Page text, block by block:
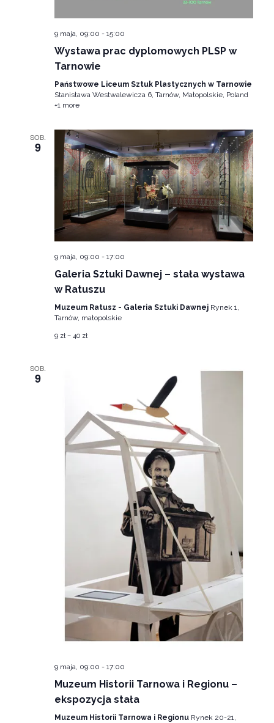
9 maja, 09:00 - 15:00
Wystawa prac dyplomowych PLSP w
Tarnowie
Państwowe Liceum Sztuk Plastycznych w Tarnowie
Stanisława Westwalewicza 6, Tarnów, Małopolskie, Poland
+1 more
SOB.
9
9 maja, 09:00 - 17:00
Galeria Sztuki Dawnej – stała wystawa
w Ratuszu
Muzeum Ratusz - Galeria Sztuki Dawnej Rynek 1,
Tarnów, małopolskie
9 zł – 40 zł
SOB.
9
9 maja, 09:00 - 17:00
Muzeum Historii Tarnowa i Regionu –
ekspozycja stała
Muzeum Historii Tarnowa i Regionu Rynek 20-21,